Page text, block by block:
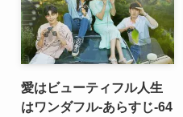
愛はビューティフル人生
はワンダフル-あらすじ-64